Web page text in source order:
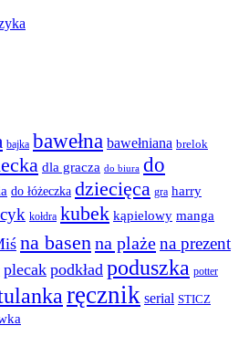
bajka bawełna bawełniana brelok
dla gracza do biura do
do łóżeczka dziecięca gra harry
kołdra kubek kąpielowy manga
na basenna plażena prezent
plecak podkład poduszka potter
ręcznik serial STICZ